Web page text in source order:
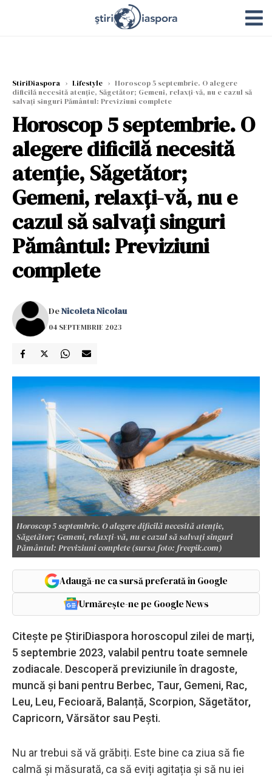
StiriDiaspora › Lifestyle › Horoscop 5 septembrie. O alegere
dificilă necesită atenție, Săgetător; Gemeni, relaxți-vă, nu e cazul să
salvați singuri Pământul: Previziuni complete
Horoscop 5 septembrie. O
alegere dificilă necesită
atenție, Săgetător;
Gemeni, relaxți-vă, nu e
cazul să salvați singuri
Pământul: Previziuni
complete
DeNicoleta Nicolau
04 SEPTEMBRIE 2023
Horoscop 5 septembrie. O alegere dificilă necesită atenție,
Săgetător; Gemeni, relaxți-vă, nu e cazul să salvați singuri
Pământul: Previziuni complete (sursa foto: freepik.com)
Adaugă-ne ca sursă preferată în Google
Urmărește-ne pe Google News
Citește pe ȘtiriDiaspora horoscopul zilei de marți,
5 septembrie 2023, valabil pentru toate semnele
zodiacale. Descoperă previziunile în dragoste,
muncă și bani pentru Berbec, Taur, Gemeni, Rac,
Leu, Leu, Fecioară, Balanță, Scorpion, Săgetător,
Capricorn, Vărsător sau Pești.
Nu ar trebui să vă grăbiți. Este bine ca ziua să fie
calmă și măsurată, ca să eviți agitația și să nu iei